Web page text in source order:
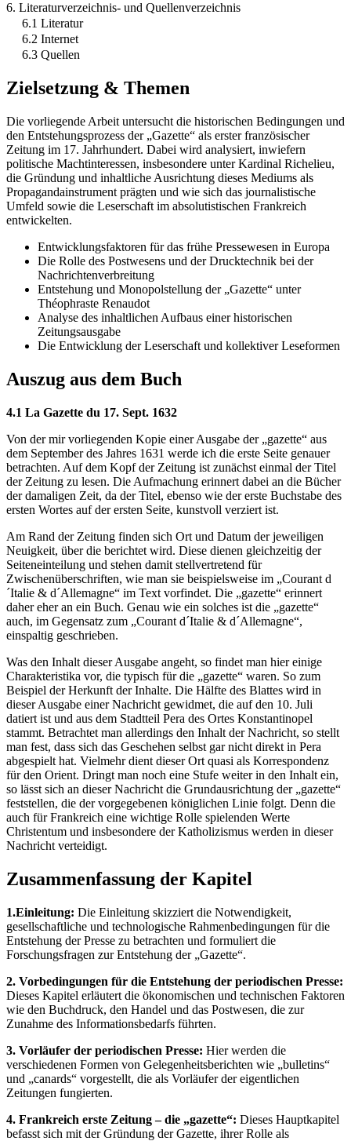
6. Literaturverzeichnis- und Quellenverzeichnis
6.1 Literatur
6.2 Internet
6.3 Quellen
Zielsetzung & Themen
Die vorliegende Arbeit untersucht die historischen Bedingungen und
den Entstehungsprozess der „Gazette“ als erster französischer
Zeitung im 17. Jahrhundert. Dabei wird analysiert, inwiefern
politische Machtinteressen, insbesondere unter Kardinal Richelieu,
die Gründung und inhaltliche Ausrichtung dieses Mediums als
Propagandainstrument prägten und wie sich das journalistische
Umfeld sowie die Leserschaft im absolutistischen Frankreich
entwickelten.
Entwicklungsfaktoren für das frühe Pressewesen in Europa
Die Rolle des Postwesens und der Drucktechnik bei der
Nachrichtenverbreitung
Entstehung und Monopolstellung der „Gazette“ unter
Théophraste Renaudot
Analyse des inhaltlichen Aufbaus einer historischen
Zeitungsausgabe
Die Entwicklung der Leserschaft und kollektiver Leseformen
Auszug aus dem Buch
4.1 La Gazette du 17. Sept. 1632
Von der mir vorliegenden Kopie einer Ausgabe der „gazette“ aus
dem September des Jahres 1631 werde ich die erste Seite genauer
betrachten. Auf dem Kopf der Zeitung ist zunächst einmal der Titel
der Zeitung zu lesen. Die Aufmachung erinnert dabei an die Bücher
der damaligen Zeit, da der Titel, ebenso wie der erste Buchstabe des
ersten Wortes auf der ersten Seite, kunstvoll verziert ist.
Am Rand der Zeitung finden sich Ort und Datum der jeweiligen
Neuigkeit, über die berichtet wird. Diese dienen gleichzeitig der
Seiteneinteilung und stehen damit stellvertretend für
Zwischenüberschriften, wie man sie beispielsweise im „Courant d
´Italie & d´Allemagne“ im Text vorfindet. Die „gazette“ erinnert
daher eher an ein Buch. Genau wie ein solches ist die „gazette“
auch, im Gegensatz zum „Courant d´Italie & d´Allemagne“,
einspaltig geschrieben.
Was den Inhalt dieser Ausgabe angeht, so findet man hier einige
Charakteristika vor, die typisch für die „gazette“ waren. So zum
Beispiel der Herkunft der Inhalte. Die Hälfte des Blattes wird in
dieser Ausgabe einer Nachricht gewidmet, die auf den 10. Juli
datiert ist und aus dem Stadtteil Pera des Ortes Konstantinopel
stammt. Betrachtet man allerdings den Inhalt der Nachricht, so stellt
man fest, dass sich das Geschehen selbst gar nicht direkt in Pera
abgespielt hat. Vielmehr dient dieser Ort quasi als Korrespondenz
für den Orient. Dringt man noch eine Stufe weiter in den Inhalt ein,
so lässt sich an dieser Nachricht die Grundausrichtung der „gazette“
feststellen, die der vorgegebenen königlichen Linie folgt. Denn die
auch für Frankreich eine wichtige Rolle spielenden Werte
Christentum und insbesondere der Katholizismus werden in dieser
Nachricht verteidigt.
Zusammenfassung der Kapitel
1.Einleitung: Die Einleitung skizziert die Notwendigkeit,
gesellschaftliche und technologische Rahmenbedingungen für die
Entstehung der Presse zu betrachten und formuliert die
Forschungsfragen zur Entstehung der „Gazette“.
2. Vorbedingungen für die Entstehung der periodischen Presse:
Dieses Kapitel erläutert die ökonomischen und technischen Faktoren
wie den Buchdruck, den Handel und das Postwesen, die zur
Zunahme des Informationsbedarfs führten.
3. Vorläufer der periodischen Presse: Hier werden die
verschiedenen Formen von Gelegenheitsberichten wie „bulletins“
und „canards“ vorgestellt, die als Vorläufer der eigentlichen
Zeitungen fungierten.
4. Frankreich erste Zeitung – die „gazette“: Dieses Hauptkapitel
befasst sich mit der Gründung der Gazette, ihrer Rolle als